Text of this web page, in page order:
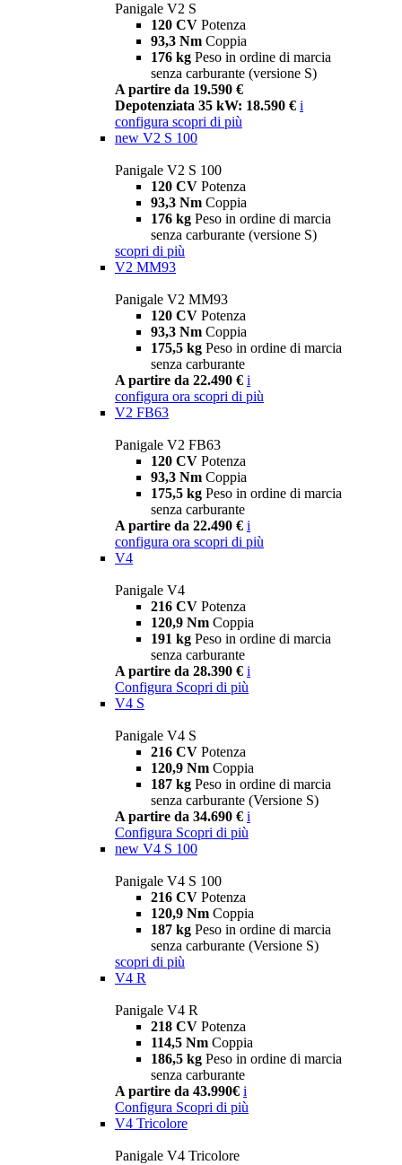
Panigale V2 S
120 CV Potenza
93,3 Nm Coppia
176 kg Peso in ordine di marcia
senza carburante (versione S)
A partire da 19.590 €
Depotenziata 35 kW: 18.590 € i
configura scopri di più
new V2 S 100
Panigale V2 S 100
120 CV Potenza
93,3 Nm Coppia
176 kg Peso in ordine di marcia
senza carburante (versione S)
scopri di più
V2 MM93
Panigale V2 MM93
120 CV Potenza
93,3 Nm Coppia
175,5 kg Peso in ordine di marcia
senza carburante
A partire da 22.490 € i
configura ora scopri di più
V2 FB63
Panigale V2 FB63
120 CV Potenza
93,3 Nm Coppia
175,5 kg Peso in ordine di marcia
senza carburante
A partire da 22.490 € i
configura ora scopri di più
V4
Panigale V4
216 CV Potenza
120,9 Nm Coppia
191 kg Peso in ordine di marcia
senza carburante
A partire da 28.390 € i
Configura Scopri di più
V4 S
Panigale V4 S
216 CV Potenza
120,9 Nm Coppia
187 kg Peso in ordine di marcia
senza carburante (Versione S)
A partire da 34.690 € i
Configura Scopri di più
new V4 S 100
Panigale V4 S 100
216 CV Potenza
120,9 Nm Coppia
187 kg Peso in ordine di marcia
senza carburante (Versione S)
scopri di più
V4 R
Panigale V4 R
218 CV Potenza
114,5 Nm Coppia
186,5 kg Peso in ordine di marcia
senza carburante
A partire da 43.990€ i
Configura Scopri di più
V4 Tricolore
Panigale V4 Tricolore